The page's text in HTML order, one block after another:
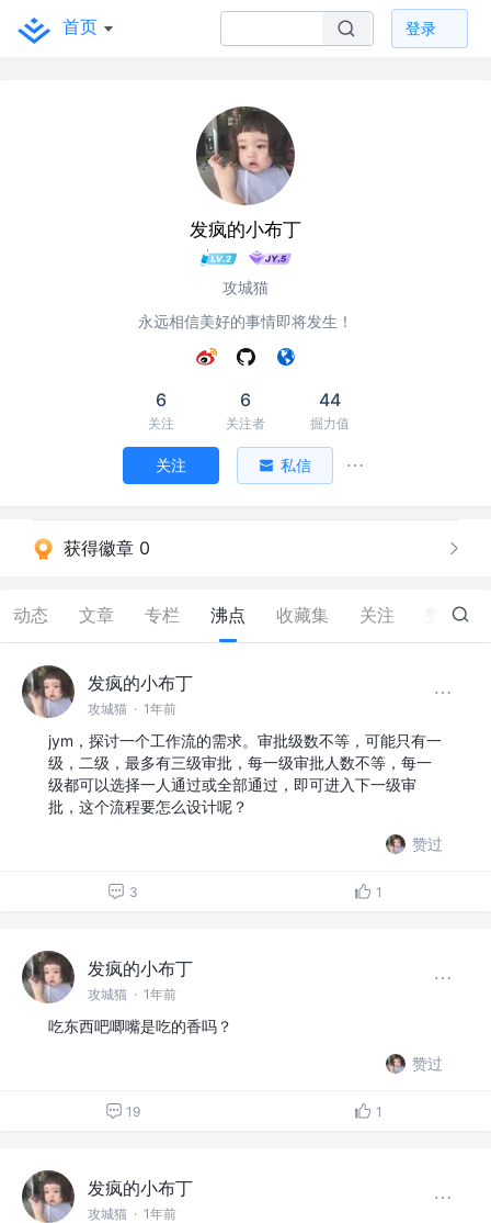
首页 登录
发疯的小布丁
攻城猫
永远相信美好的事情即将发生！
6
关注
6
关注者
44
掘力值
关注 私信
获得徽章 0
动态 文章 专栏 沸点 收藏集 关注 66
发疯的小布丁
攻城猫 · 1年前
jym，探讨一个工作流的需求。审批级数不等，可能只有一
级，二级，最多有三级审批，每一级审批人数不等，每一
级都可以选择一人通过或全部通过，即可进入下一级审
批，这个流程要怎么设计呢？
赞过
3 1
发疯的小布丁
攻城猫 · 1年前
吃东西吧唧嘴是吃的香吗？
赞过
19 1
发疯的小布丁
攻城猫 · 1年前